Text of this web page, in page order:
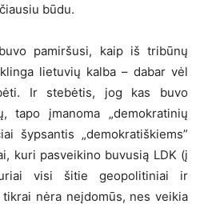
būdu.
pamiršusi, kaip iš tribūnų
lietuvių kalba – dabar vėl
Ir stebėtis, jog kas buvo
tapo įmanoma „demokratinių
šypsantis „demokratiškiems”
kuri pasveikino buvusią LDK (į
visi šitie geopolitiniai ir
tikrai nėra neįdomūs, nes veikia